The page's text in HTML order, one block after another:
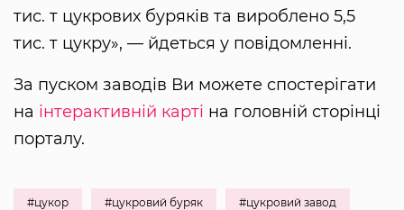
тис. т цукрових буряків та вироблено 5,5
тис. т цукру», — йдеться у повідомленні.
За пуском заводів Ви можете спостерігати
на інтерактивній карті на головній сторінці
порталу.
#цукор #цукровий буряк #цукровий завод